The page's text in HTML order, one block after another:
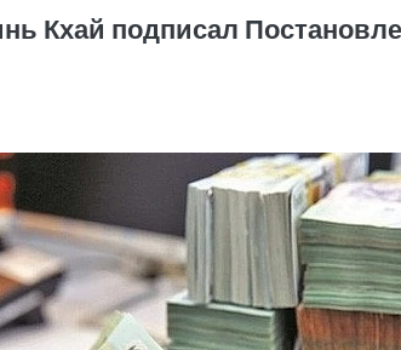
Кхай подписал